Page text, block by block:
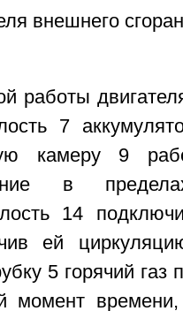
внешнего
работы
7
камеру 9
в
14
ей
5 горячий
момент времени,